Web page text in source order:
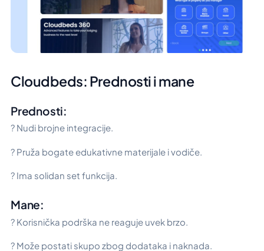
Cloudbeds: Prednosti i mane
Prednosti:
? Nudi brojne integracije.
? Pruža bogate edukativne materijale i vodiče.
? Ima solidan set funkcija.
Mane:
? Korisnička podrška ne reaguje uvek brzo.
? Može postati skupo zbog dodataka i naknada.